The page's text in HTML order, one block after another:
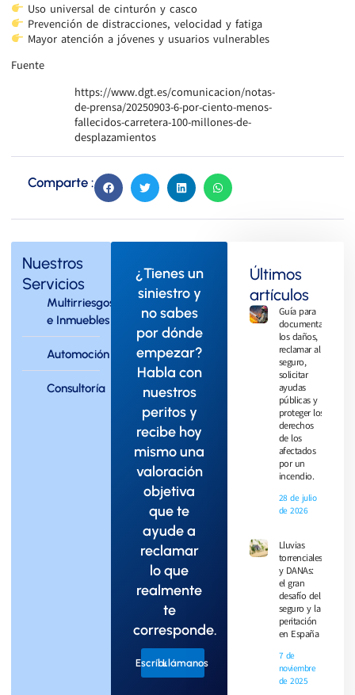
Uso universal de cinturón y casco
Prevención de distracciones, velocidad y fatiga
Mayor atención a jóvenes y usuarios vulnerables
Fuente
https://www.dgt.es/comunicacion/notas-
de-prensa/20250903-6-por-ciento-menos-
fallecidos-carretera-100-millones-de-
desplazamientos
Comparte :
Nuestros
Servicios
Multirriesgos
e Inmuebles
Automoción
Consultoría
¿Tienes un
siniestro y
no sabes
por dónde
empezar?
Habla con
nuestros
peritos y
recibe hoy
mismo una
valoración
objetiva
que te
ayude a
reclamar
lo que
realmente
te
corresponde.
EscríbenosLlámanos
Últimos
artículos
Guía para
documentar
los daños,
reclamar al
seguro,
solicitar
ayudas
públicas y
proteger los
derechos
de los
afectados
por un
incendio.
28 de julio
de 2026
Lluvias
torrenciales
y DANAs:
el gran
desafío del
seguro y la
peritación
en España
7 de
noviembre
de 2025